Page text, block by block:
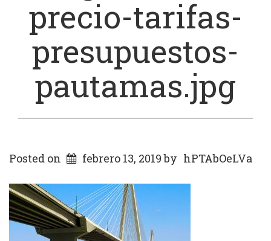
precio-tarifas-
presupuestos-
pautamas.jpg
Posted on febrero 13, 2019by hPTAbOeLVa